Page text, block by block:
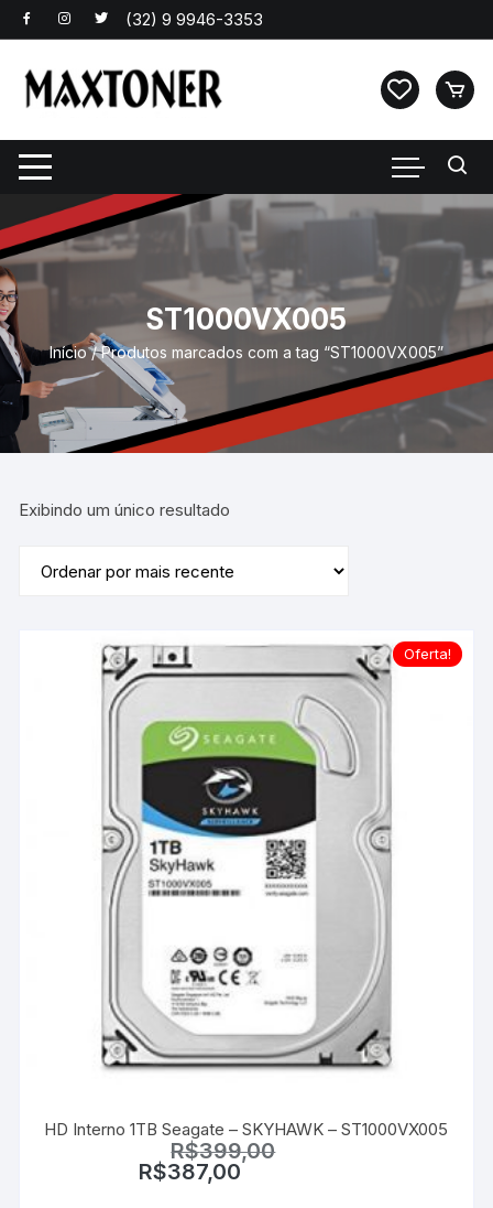
Pular
para
conteúdo
ST1000VX005
Início/ Produtos marcados com a tag “ST1000VX005”
Exibindo um único resultado
Oferta!
HD Interno 1TB Seagate – SKYHAWK – ST1000VX005
R$399,00
R$387,00